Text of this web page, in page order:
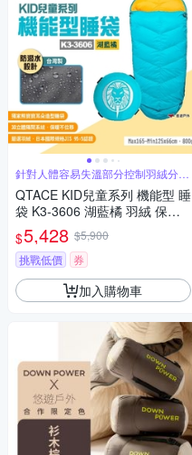
針對人體容易失溫部分控制羽絨分佈
比例
QTACE KID兒童系列 機能型 睡
袋 K3-3606 湖藍橘 羽絨 保暖
登山 露營 悠遊戶外
$5,428 $5,900
挑戰低價
券
加入購物車